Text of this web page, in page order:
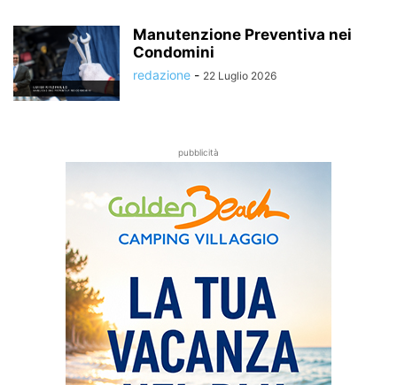
Manutenzione Preventiva nei
Condomini
redazione - 22 Luglio 2026
pubblicità